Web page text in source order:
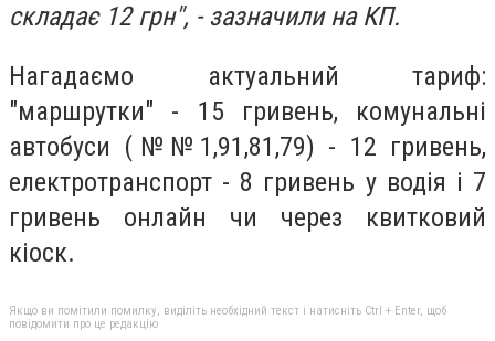
складає 12 грн", - зазначили на КП.
Нагадаємо актуальний тариф:
"маршрутки" - 15 гривень, комунальні
автобуси (№№1,91,81,79) - 12 гривень,
електротранспорт - 8 гривень у водія і 7
гривень онлайн чи через квитковий
кіоск.
Якщо ви помітили помилку, виділіть необхідний текст і натисніть Ctrl + Enter, щоб
повідомити про це редакцію